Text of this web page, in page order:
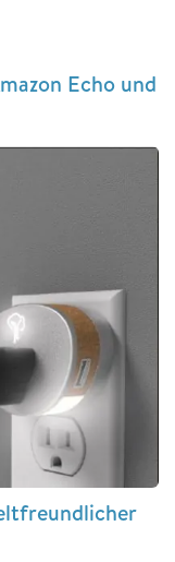
Echo und